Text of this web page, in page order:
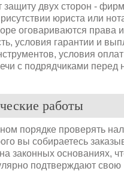
двух сторон -
юриста или
оговариваются права
условия гарантии и
условия
с подрядчиками
работы
порядке проверять
вы собираетесь
законных основаниях,
подтверждают свою